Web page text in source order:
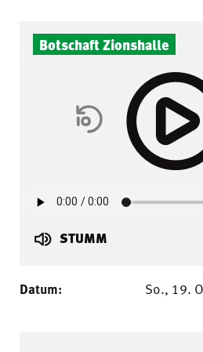
Botschaft Zionshalle
STUMM
Datum: So., 19.